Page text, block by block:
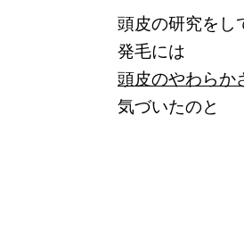
頭皮の研究をし
発毛には
頭皮のやわらか
気づいたのと